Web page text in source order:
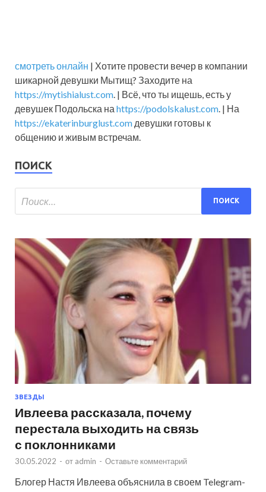
смотреть онлайн | Хотите провести вечер в компании
шикарной девушки Мытищ? Заходите на
https://mytishialust.com . | Всё, что ты ищешь, есть у
девушек Подольска на https://podolskalust.com . | На
https://ekaterinburglust.com девушки готовы к
общению и живым встречам.
ПОИСК
ЗВЕЗДЫ
Ивлеева рассказала, почему
перестала выходить на связь
с поклонниками
30.05.2022 - от admin - Оставьте комментарий
Блогер Настя Ивлеева объяснила в своем Telegram-